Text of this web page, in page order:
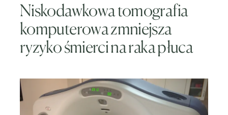
Niskodawkowa tomografia
komputerowa zmniejsza
ryzyko śmierci na raka płuca